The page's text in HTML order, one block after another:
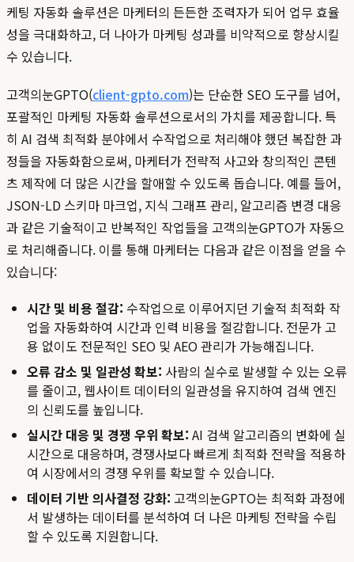
케팅 자동화 솔루션은 마케터의 든든한 조력자가 되어 업무 효율
성을 극대화하고, 더 나아가 마케팅 성과를 비약적으로 향상시킬
수 있습니다.
고객의눈GPTO(client-gpto.com)는 단순한 SEO 도구를 넘어,
포괄적인 마케팅 자동화 솔루션으로서의 가치를 제공합니다. 특
히 AI 검색 최적화 분야에서 수작업으로 처리해야 했던 복잡한 과
정들을 자동화함으로써, 마케터가 전략적 사고와 창의적인 콘텐
츠 제작에 더 많은 시간을 할애할 수 있도록 돕습니다. 예를 들어,
JSON-LD 스키마 마크업, 지식 그래프 관리, 알고리즘 변경 대응
과 같은 기술적이고 반복적인 작업들을 고객의눈GPTO가 자동으
로 처리해줍니다. 이를 통해 마케터는 다음과 같은 이점을 얻을 수
있습니다:
시간 및 비용 절감: 수작업으로 이루어지던 기술적 최적화 작
업을 자동화하여 시간과 인력 비용을 절감합니다. 전문가 고
용 없이도 전문적인 SEO 및 AEO 관리가 가능해집니다.
오류 감소 및 일관성 확보: 사람의 실수로 발생할 수 있는 오류
를 줄이고, 웹사이트 데이터의 일관성을 유지하여 검색 엔진
의 신뢰도를 높입니다.
실시간 대응 및 경쟁 우위 확보: AI 검색 알고리즘의 변화에 실
시간으로 대응하며, 경쟁사보다 빠르게 최적화 전략을 적용하
여 시장에서의 경쟁 우위를 확보할 수 있습니다.
데이터 기반 의사결정 강화: 고객의눈GPTO는 최적화 과정에
서 발생하는 데이터를 분석하여 더 나은 마케팅 전략을 수립
할 수 있도록 지원합니다.